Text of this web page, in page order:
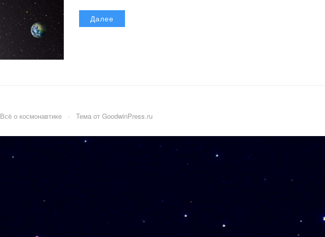
Далее
Всё о космонавтике · Тема от GoodwinPress.ru